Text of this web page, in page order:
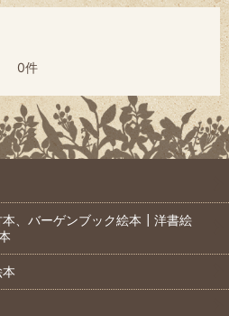
0件
、バーゲンブック絵本┃洋書絵